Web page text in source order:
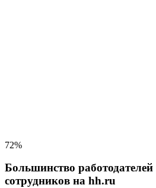
72%
Большинство работодателей
сотрудников на hh.ru